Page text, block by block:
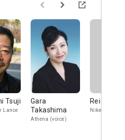
Tsuji
Lance
Gara
Takashima
Athena (voice)
Rei Igarashi
Nike (voice)